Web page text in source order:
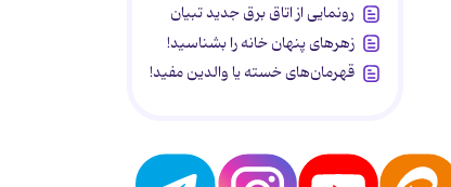
رونمایی از اتاق برق جدید تبیان
زهرهای پنهان خانه را بشناسید!
قهرمان‌های خسته یا والدین مفید!